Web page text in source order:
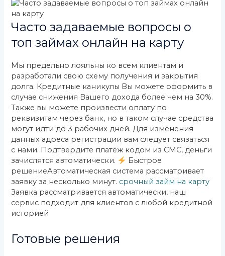
Часто задаваемые вопросы о
топ займах онлайн на карту
Мы предельно лояльны ко всем клиентам и
разработали свою схему получения и закрытия
долга. Кредитные каникулы Вы можете оформить в
случае снижения Вашего дохода более чем на 30%.
Также вы можете произвести оплату по
реквизитам через банк, но в таком случае средства
могут идти до 3 рабочих дней. Для изменения
данных адреса регистрации вам следует связаться
с нами. Подтвердите платёж кодом из СМС, деньги
зачислятся автоматически.
Быстрое
решениеАвтоматическая система рассматривает
заявку за несколько минут. срочный займ на карту
Заявка рассматривается автоматически, наш
сервис подходит для клиентов с любой кредитной
историей
Готовые решения